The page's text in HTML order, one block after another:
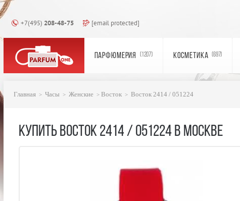
+7(495) 208-48-75 [email protected]
ПАРФЮМЕРИЯ (1207) КОСМЕТИКА (697)
Главная Часы Женские Восток Восток 2414 / 051224
КУПИТЬ ВОСТОК 2414 / 051224 В МОСКВЕ